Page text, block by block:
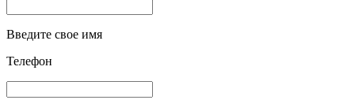
Введите свое имя
Телефон